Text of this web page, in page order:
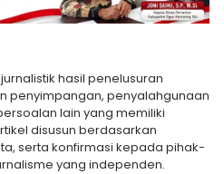
hasil penelusuran
penyimpangan, penyalahgunaan
lain yang memiliki
disusun berdasarkan
serta konfirmasi kepada pihak-
yang independen.